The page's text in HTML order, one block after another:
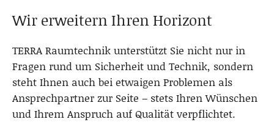
Wir erweitern Ihren Horizont
TERRA Raumtechnik unterstützt Sie nicht nur in
Fragen rund um Sicherheit und Technik, sondern
steht Ihnen auch bei etwaigen Problemen als
Ansprechpartner zur Seite – stets Ihren Wünschen
und Ihrem Anspruch auf Qualität verpflichtet.